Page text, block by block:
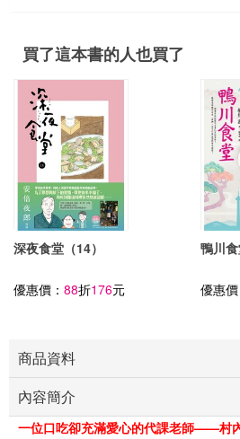
買了這本書的人也買了
深夜食堂（14）
優惠價： 88折176元
鴨川
優惠
商品資料
內容簡介
一位口吃卻充滿愛心的代課老師——村